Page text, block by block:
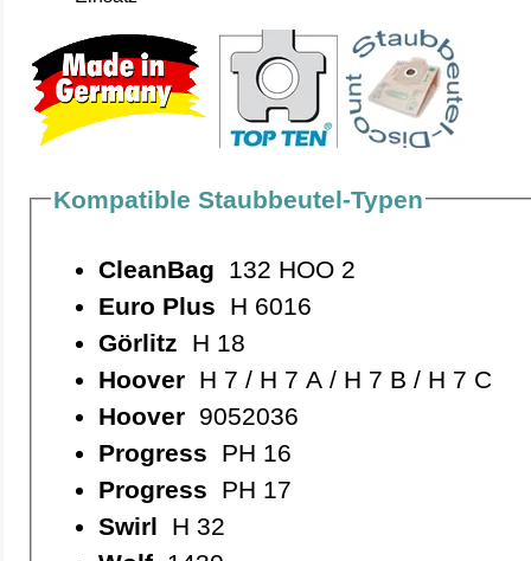
Kompatible Staubbeutel-Typen
CleanBag 132 HOO 2
Euro Plus H 6016
Görlitz H 18
HooverH 7 / H 7 A / H 7 B / H 7 C
Hoover9052036
Progress PH 16
Progress PH 17
Swirl H 32